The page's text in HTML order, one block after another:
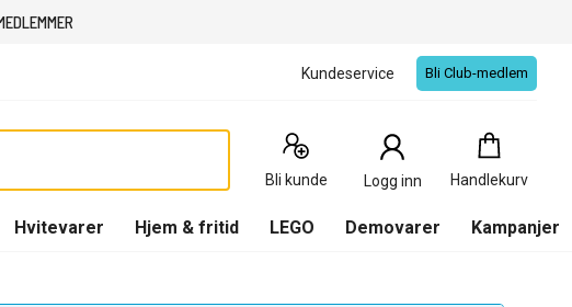
Kundeservice Bli Club-medlem
Bli kunde Logg inn Handlekurv
Handlekurv
0
Produkter
Hvitevarer Hjem & fritid LEGO Demovarer Kampanjer